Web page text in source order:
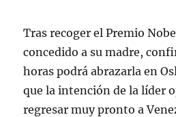
Tras recoger el Premio
concedido a su madre,
horas podrá abrazarla en
que la intención de la líder
regresar muy pronto a